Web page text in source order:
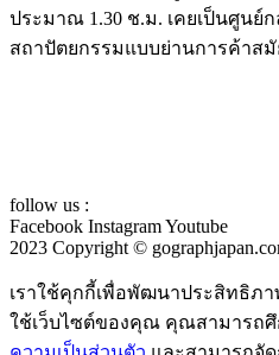
ประมาณ 1.30 ช.ม. เคยเป็นศูนย์
สถาปัตยกรรมแบบย่านการค้าสมั
follow us :
Facebook InstagramYoutube
2023 Copyright ©
เราใช้คุกกี้เพื่อพัฒนาประสิทธิภ
ใช้เว็บไซต์ของคุณ คุณสามารถศึ